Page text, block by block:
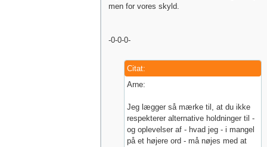
men for vores skyld.
-0-0-0-
Citat:
Arne:
Jeg lægger så mærke til, at du ikke
respekterer alternative holdninger til -
og oplevelser af - hvad jeg - i mangel
på et højere ord - må nøjes med at